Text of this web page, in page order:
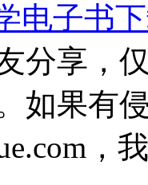
电子书
分享，
如果有
，